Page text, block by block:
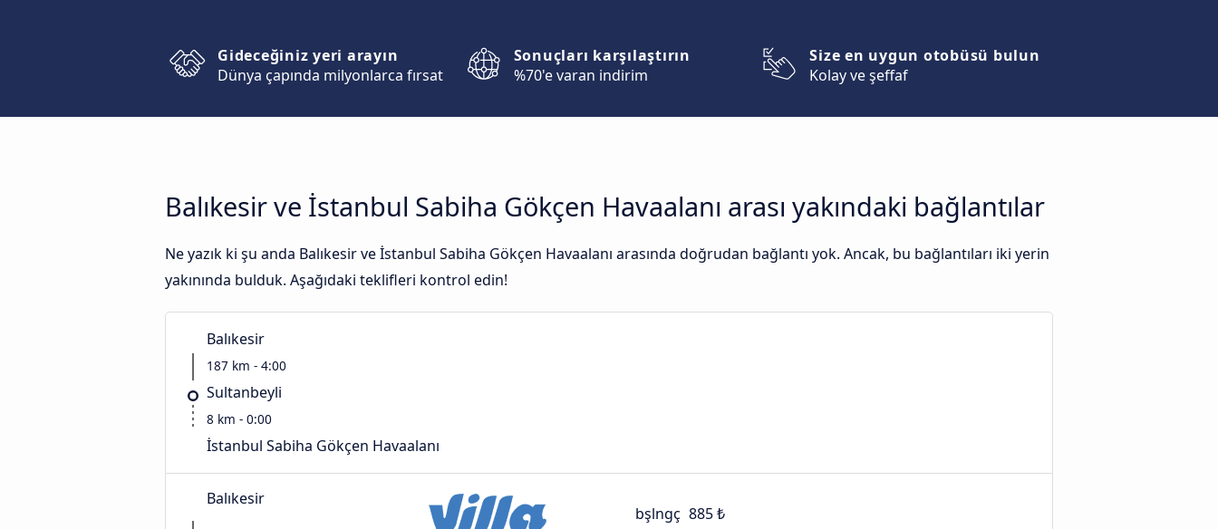
Gideceğiniz yeri arayın
Dünya çapında milyonlarca fırsat
Sonuçları karşılaştırın
%70'e varan indirim
Size en uygun otobüsü bulun
Kolay ve şeffaf
Balıkesir ve İstanbul Sabiha Gökçen Havaalanı arası yakındaki bağlantılar
Ne yazık ki şu anda Balıkesir ve İstanbul Sabiha Gökçen Havaalanı arasında doğrudan bağlantı yok. Ancak, bu bağlantıları iki yerin
yakınında bulduk. Aşağıdaki teklifleri kontrol edin!
Balıkesir
187 km - 4:00
Sultanbeyli
8 km - 0:00
İstanbul Sabiha Gökçen Havaalanı
Balıkesir
bşlngç 885 ₺